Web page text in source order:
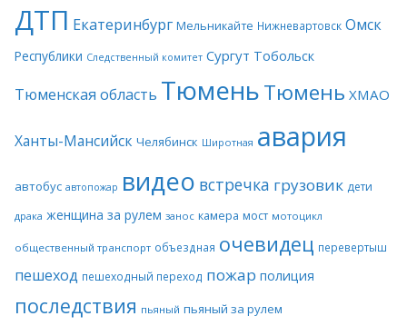
ДТП Екатеринбург Мельникайте Нижневартовск Омск
Республики Следственный комитет Сургут Тобольск
Тюменская область ТюменьТюмень ХМАО
Ханты-Мансийск Челябинск Широтная авария
автобус автопожар видео встречка грузовик дети
драка женщина за рулем занос камера мост мотоцикл
общественный транспорт объездная очевидец перевертыш
пешеход пешеходный переход пожар полиция
последствия пьяный пьяный за рулем